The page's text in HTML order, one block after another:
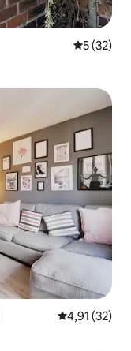
5 (32)
Évaluation
4,91 (32)